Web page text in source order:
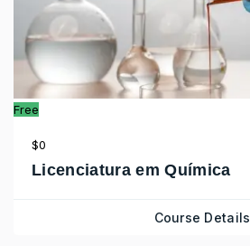
Free
$0
Licenciatura em Química
Course Details